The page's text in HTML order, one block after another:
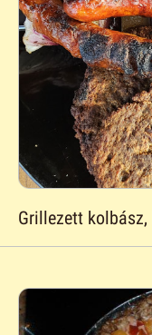
Grillezett kolbász,